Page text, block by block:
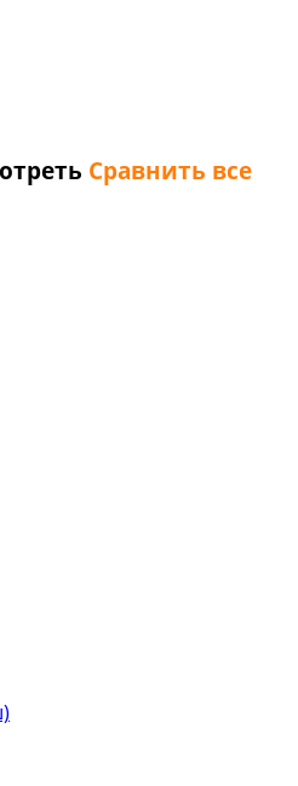
Сравнить все